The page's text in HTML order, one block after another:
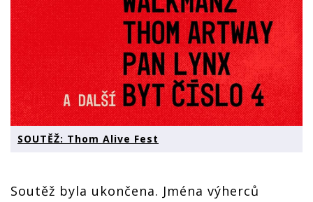
SOUTĚŽ: Thom Alive Fest
Soutěž byla ukončena. Jména výherců